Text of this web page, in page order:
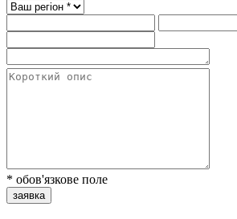
* обов'язкове поле
заявка